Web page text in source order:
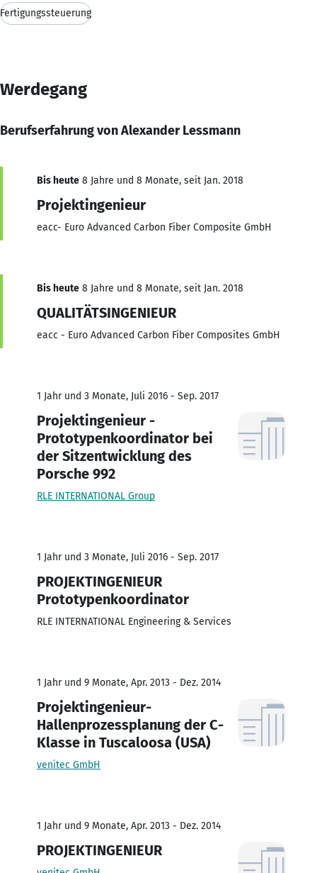
Fertigungssteuerung
Werdegang
Berufserfahrung von Alexander Lessmann
Bis heute 8 Jahre und 8 Monate, seit Jan. 2018
Projektingenieur
eacc- Euro Advanced Carbon Fiber Composite GmbH
Bis heute 8 Jahre und 8 Monate, seit Jan. 2018
QUALITÄTSINGENIEUR
eacc - Euro Advanced Carbon Fiber Composites GmbH
1 Jahr und 3 Monate, Juli 2016 - Sep. 2017
Projektingenieur -
Prototypenkoordinator bei
der Sitzentwicklung des
Porsche 992
RLE INTERNATIONAL Group
1 Jahr und 3 Monate, Juli 2016 - Sep. 2017
PROJEKTINGENIEUR
Prototypenkoordinator
RLE INTERNATIONAL Engineering & Services
1 Jahr und 9 Monate, Apr. 2013 - Dez. 2014
Projektingenieur-
Hallenprozessplanung der C-
Klasse in Tuscaloosa (USA)
venitec GmbH
1 Jahr und 9 Monate, Apr. 2013 - Dez. 2014
PROJEKTINGENIEUR